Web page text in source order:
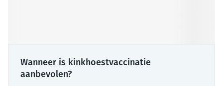
Wanneer is kinkhoestvaccinatie
aanbevolen?